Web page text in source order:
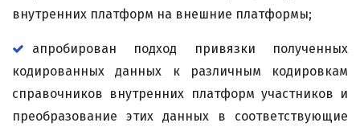
внутренних платформ на внешние платформы;
апробирован подход привязки полученных
кодированных данных к различным кодировкам
справочников внутренних платформ участников и
преобразование этих данных в соответствующие